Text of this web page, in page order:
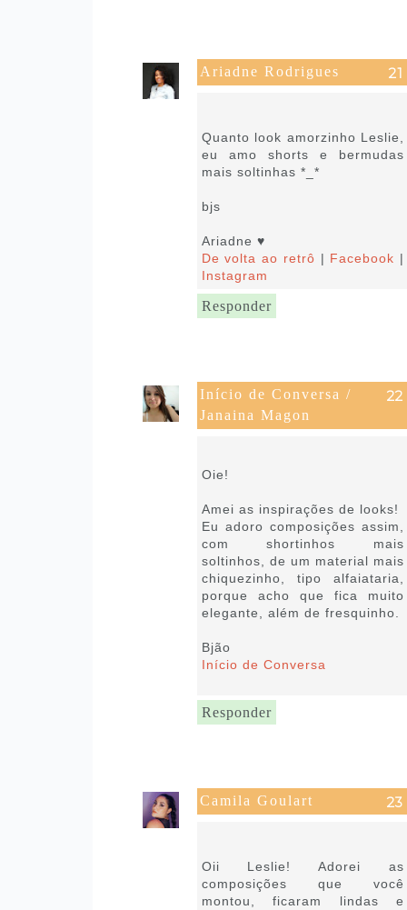
Ariadne Rodrigues
Quanto look amorzinho Leslie,
eu amo shorts e bermudas
mais soltinhas *_*
bjs
Ariadne ♥
De volta ao retrô | Facebook |
Instagram
Responder
Início de Conversa /
Janaina Magon
Oie!
Amei as inspirações de looks!
Eu adoro composições assim,
com shortinhos mais
soltinhos, de um material mais
chiquezinho, tipo alfaiataria,
porque acho que fica muito
elegante, além de fresquinho.
Bjão
Início de Conversa
Responder
Camila Goulart
Oii Leslie! Adorei as
composições que você
montou, ficaram lindas e